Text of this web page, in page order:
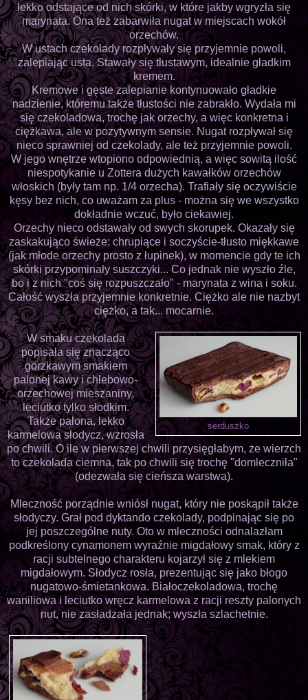
lekko odstające od nich skórki, w które jakby wgryzła się
marynata. Ona też zabarwiła nugat w miejscach wokół
orzechów.
W ustach czekolady rozpływały się przyjemnie powoli,
zalepiając usta. Stawały się tłustawym, idealnie gładkim
kremem.
Kremowe i gęste zalepianie kontynuowało gładkie
nadzienie, któremu także tłustości nie zabrakło. Wydała mi
się czekoladowa, trochę jak orzechy, a więc konkretna i
ciężkawa, ale w pozytywnym sensie. Nugat rozpływał się
nieco sprawniej od czekolady, ale też przyjemnie powoli.
W jego wnętrze wtopiono odpowiednią, a więc sowitą ilość
niespotykanie u Zottera dużych kawałków orzechów
włoskich (były tam np. 1/4 orzecha). Trafiały się oczywiście
kęsy bez nich, co uważam za plus - można się we wszystko
dokładnie wczuć, było ciekawiej.
Orzechy nieco odstawały od swych skorupek. Okazały się
zaskakująco świeże: chrupiące i soczyście-tłusto miękkawe
(jak młode orzechy prosto z łupinek), w momencie gdy te ich
skórki przypominały suszczyki... Co jednak nie wyszło źle,
bo i z nich "coś się rozpuszczało" - marynata z wina i soku.
Całość wyszła przyjemnie konkretnie. Ciężko ale nie nazbyt
ciężko, a tak... mocarnie.
serduszko
W smaku czekolada
popisała się znacząco
gorzkawym smakiem
palonej kawy i chlebowo-
orzechowej mieszaniny,
leciutko tylko słodkim.
Także palona, lekko
karmelowa słodycz, wzrosła
po chwili. O ile w pierwszej chwili przysięgłabym, że wierzch
to czekolada ciemna, tak po chwili się trochę "domleczniła"
(odezwała się cieńsza warstwa).
Mleczność porządnie wniósł nugat, który nie poskąpił także
słodyczy. Grał pod dyktando czekolady, podpinając się po
jej poszczególne nuty. Oto w mleczności odnalazłam
podkreślony cynamonem wyraźnie migdałowy smak, który z
racji subtelnego charakteru kojarzył się z mlekiem
migdałowym. Słodycz rosła, prezentując się jako błogo
nugatowo-śmietankowa. Białoczekoladowa, trochę
waniliowa i leciutko wręcz karmelowa z racji reszty palonych
nut, nie zasładzała jednak; wyszła szlachetnie.